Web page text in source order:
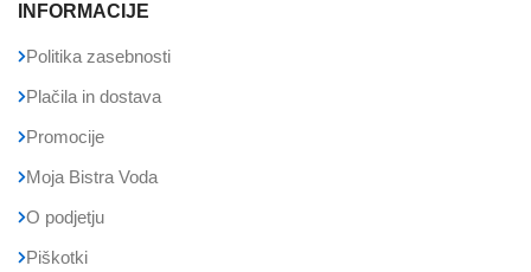
INFORMACIJE
Politika zasebnosti
Plačila in dostava
Promocije
Moja Bistra Voda
O podjetju
Piškotki